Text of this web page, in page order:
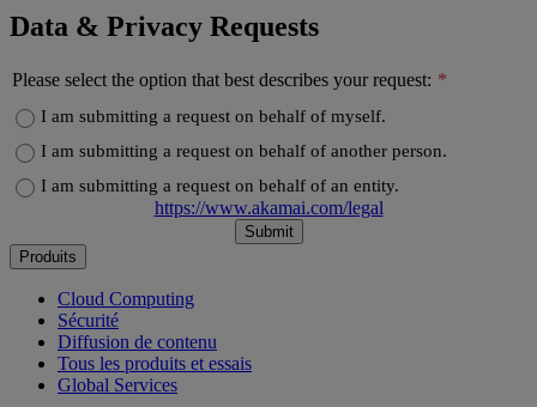
Data & Privacy Requests
Please select the option that best describes your request:
I am submitting a request on behalf of myself.
I am submitting a request on behalf of another person.
I am submitting a request on behalf of an entity.
https://www.akamai.com/legal
Submit
Produits
Cloud Computing
Sécurité
Diffusion de contenu
Tous les produits et essais
Global Services